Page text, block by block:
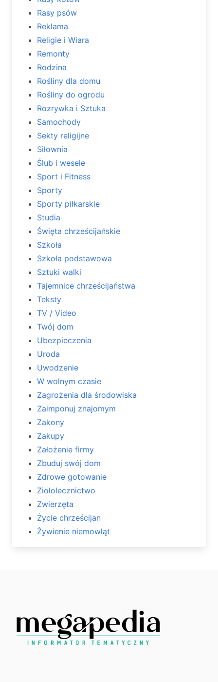
Rasy psów
Reklama
Religie i Wiara
Remonty
Rodzina
Rośliny dla domu
Rośliny do ogrodu
Rozrywka i Sztuka
Samochody
Sekty religijne
Siłownia
Ślub i wesele
Sport i Fitness
Sporty
Sporty piłkarskie
Studia
Święta chrześcijańskie
Szkoła
Szkoła podstawowa
Sztuki walki
Tajemnice chrześcijaństwa
Teksty
TV / Video
Twój dom
Ubezpieczenia
Uroda
Uwodzenie
W wolnym czasie
Zagrożenia dla środowiska
Zaimponuj znajomym
Zakony
Zakupy
Założenie firmy
Zbuduj swój dom
Zdrowe gotowanie
Ziołolecznictwo
Zwierzęta
Życie chrześcijan
Żywienie niemowląt